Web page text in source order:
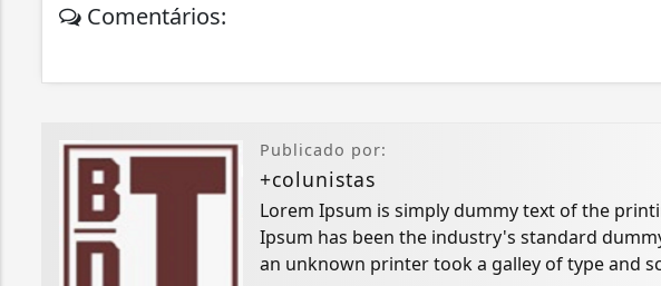
Comentários:
Publicado por:
+colunistas
Lorem Ipsum is simply dummy text of the
Ipsum has been the industry's standard
an unknown printer took a galley of type and